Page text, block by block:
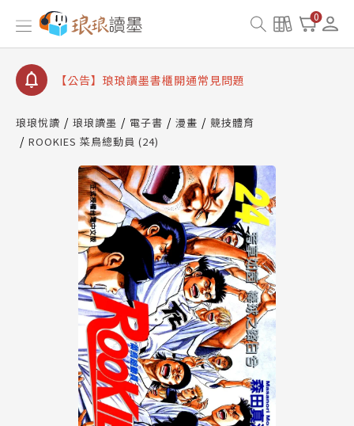
0
【公告】琅琅書店服務升級重要說明及資產合併結果
查詢
【公告】琅琅讀墨數位閱讀資產合併與書櫃開通申請
【公告】琅琅讀墨書櫃開通常見問題
請圖文教學
【公告】琅琅書店服務升級重要說明及資產合併結果
查詢
【公告】琅琅讀墨數位閱讀資產合併與書櫃開通申請
琅琅悅讀 琅琅讀墨 電子書 漫畫
競技體育
ROOKIES 菜鳥總動員 (24)